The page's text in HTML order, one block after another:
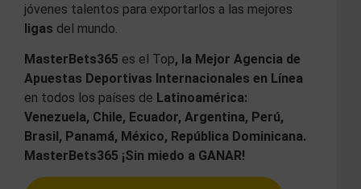
jóvenes talentos para exportarlos a las mejores
ligas del mundo.
MasterBets365 es el Top, la Mejor Agencia de
Apuestas Deportivas Internacionales en Línea
en todos los países de Latinoamérica:
Venezuela, Chile, Ecuador, Argentina, Perú,
Brasil, Panamá, México, República Dominicana.
MasterBets365 ¡Sin miedo a GANAR!